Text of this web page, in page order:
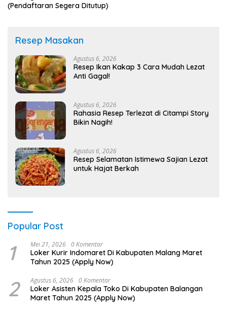
(Pendaftaran Segera Ditutup)
Resep Masakan
Agustus 6, 2026
Resep Ikan Kakap 3 Cara Mudah Lezat
Anti Gagal!
Agustus 6, 2026
Rahasia Resep Terlezat di Citampi Story
Bikin Nagih!
Agustus 6, 2026
Resep Selamatan Istimewa Sajian Lezat
untuk Hajat Berkah
Popular Post
1 Mei 21, 2026 0 Komentar
Loker Kurir Indomaret Di Kabupaten Malang Maret
Tahun 2025 (Apply Now)
2 Agustus 6, 2026 0 Komentar
Loker Asisten Kepala Toko Di Kabupaten Balangan
Maret Tahun 2025 (Apply Now)